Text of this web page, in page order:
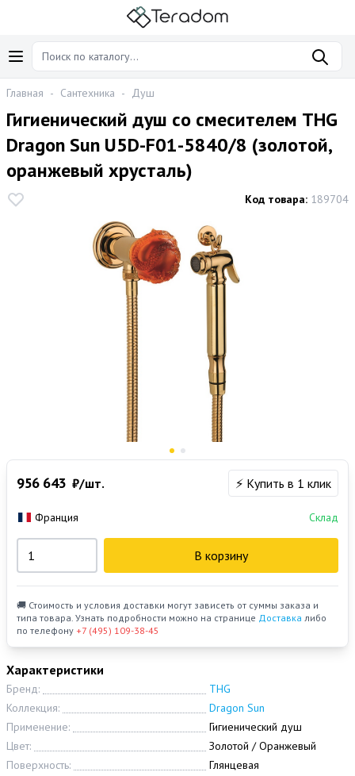
Главная - Сантехника - Душ
Гигиенический душ со смесителем THG
Dragon Sun U5D-F01-5840/8 (золотой,
оранжевый хрусталь)
Код товара: 189704
Характеристики
Бренд:
THG
Коллекция:
Dragon Sun
Применение:
Гигиенический душ
Цвет:
Золотой / Оранжевый
Поверхность:
Глянцевая
956 643 ₽/шт. ⚡ Купить в 1 клик
Франция Склад
В корзину
🚚 Стоимость и условия доставки могут зависеть от суммы заказа и
типа товара. Узнать подробности можно на странице Доставка либо
по телефону +7 (495) 109-38-45